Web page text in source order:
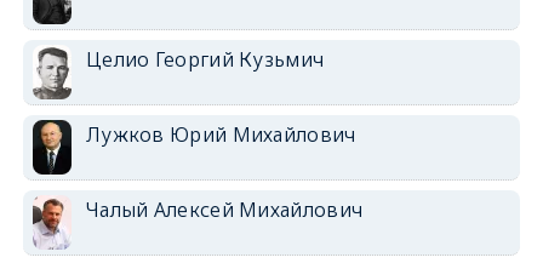
Целио Георгий Кузьмич
Лужков Юрий Михайлович
Чалый Алексей Михайлович